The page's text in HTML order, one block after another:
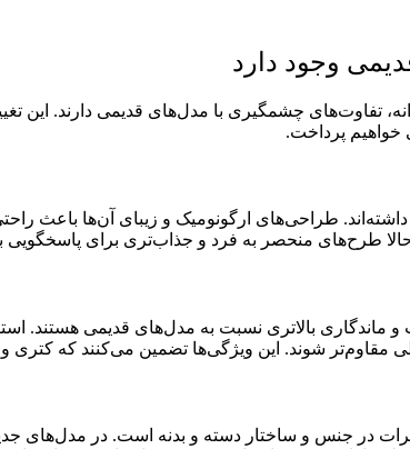
وجود دارد
تفاوت‌های چشمگیری با مدل‌های قدیمی دارند. این
خواهیم پرداخت.
طراحی‌های ارگونومیک و زیبای آن‌ها باعث
طرح‌های منحصر به فرد و جذاب‌تری برای پاسخگویی
ماندگاری بالاتری نسبت به مدل‌های قدیمی هستند.
مقاوم‌تر شوند. این ویژگی‌ها تضمین می‌کنند که
در جنس و ساختار دسته و بدنه است. در مدل‌های